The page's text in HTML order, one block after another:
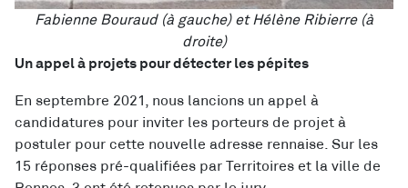
Fabienne Bouraud (à gauche) et Hélène Ribierre (à
droite)
Un appel à projets pour détecter les pépites
En septembre 2021, nous lancions un appel à
candidatures pour inviter les porteurs de projet à
postuler pour cette nouvelle adresse rennaise. Sur les
15 réponses pré-qualifiées par Territoires et la ville de